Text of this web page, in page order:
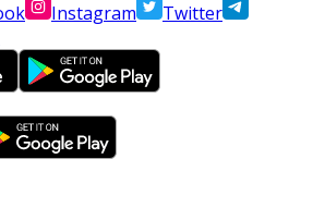
Instagram
Twitter